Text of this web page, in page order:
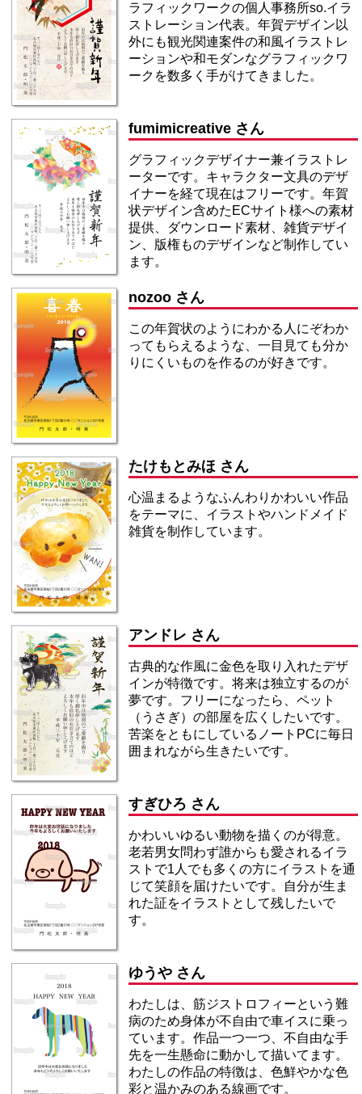
ラフィックワークの個人事務所so.イラ
ストレーション代表。年賀デザイン以
外にも観光関連案件の和風イラストレ
ーションや和モダンなグラフィックワ
ークを数多く手がけてきました。
fumimicreative さん
グラフィックデザイナー兼イラストレ
ーターです。キャラクター文具のデザ
イナーを経て現在はフリーです。年賀
状デザイン含めたECサイト様への素材
提供、ダウンロード素材、雑貨デザイ
ン、版権ものデザインなど制作してい
ます。
nozoo さん
この年賀状のようにわかる人にぞわか
ってもらえるような、一目見ても分か
りにくいものを作るのが好きです。
たけもとみほ さん
心温まるようなふんわりかわいい作品
をテーマに、イラストやハンドメイド
雑貨を制作しています。
アンドレ さん
古典的な作風に金色を取り入れたデザ
インが特徴です。将来は独立するのが
夢です。フリーになったら、ペット
（うさぎ）の部屋を広くしたいです。
苦楽をともにしているノートPCに毎日
囲まれながら生きたいです。
すぎひろ さん
かわいいゆるい動物を描くのが得意。
老若男女問わず誰からも愛されるイラ
ストで1人でも多くの方にイラストを通
じて笑顔を届けたいです。自分が生ま
れた証をイラストとして残したいで
す。
ゆうや さん
わたしは、筋ジストロフィーという難
病のため身体が不自由で車イスに乗っ
ています。作品一つ一つ、不自由な手
先を一生懸命に動かして描いてます。
わたしの作品の特徴は、色鮮やかな色
彩と温かみのある線画です。